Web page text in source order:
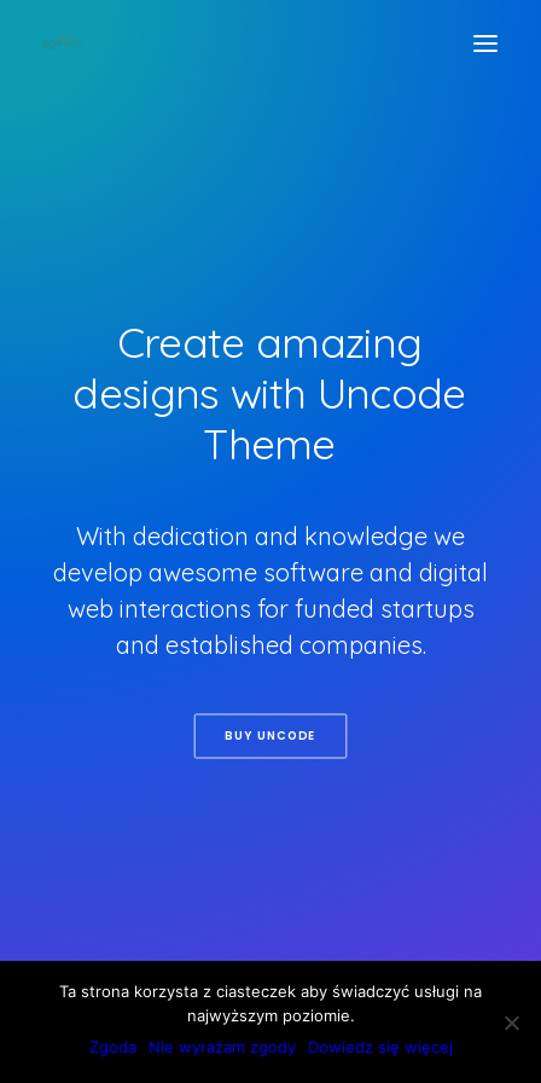
Create amazing
designs with Uncode
Theme
With dedication and knowledge we
develop awesome software and digital
web interactions for funded startups
and established companies.
BUY UNCODE
Ta strona korzysta z ciasteczek aby świadczyć usługi na
najwyższym poziomie.
Zgoda
Nie wyrażam zgody Dowiedz się więcej